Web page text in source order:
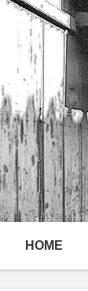
HOME